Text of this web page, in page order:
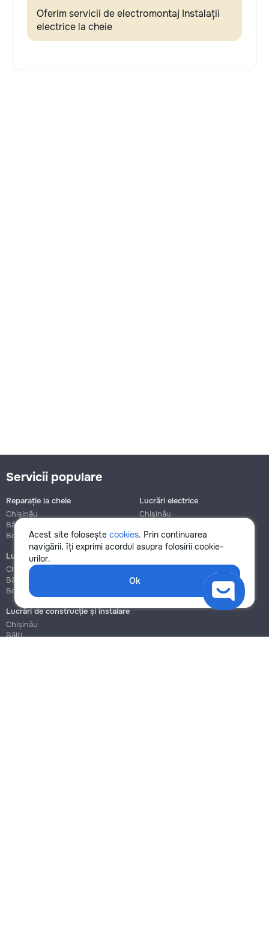
Oferim servicii de electromontaj Instalații
electrice la cheie
Acest site folosește cookies. Prin continuarea
navigării, îți exprimi acordul asupra folosirii cookie-
urilor.
Ok
Servicii populare
Reparație la cheie
Chișinău
Bălți
Botanica
Lucrări electrice
Chișinău
Botanica
Lucrări de instalații sanitare
Chișinău
Bălți
Botanica
Bălți
Lucrări de construcție și instalare
Chișinău
Bălți